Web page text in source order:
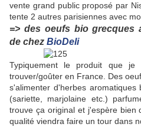
vente grand public proposé par
tente 2 autres parisiennes avec
=> des oeufs bio grecques
de chez BioDeli
Typiquement le produit que
trouver/goûter en France. Des
s'alimenter d'herbes
(sariette, marjolaine etc.)
trouve ça original et j'espère bien
qualité viendra faire un tour dans